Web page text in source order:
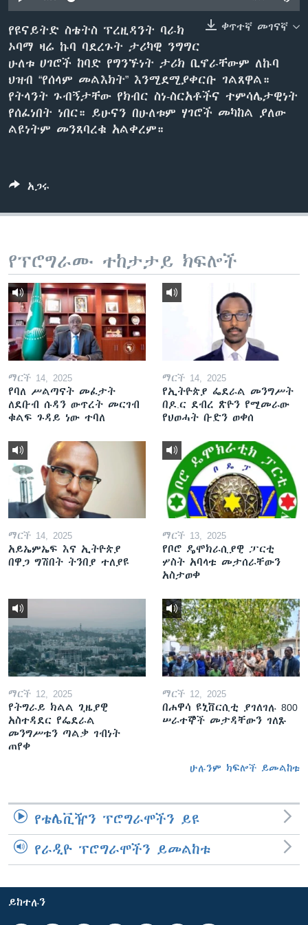
ቋንቋዎች
ቀጥተኛ መገናኛ
የዩናይትድ ስቴትስ ፕረዚዳንት ባራክ
ኦባማ ዛሬ ኩባ ባደረጉት ታሪካዊ ንግግር
ሁለቱ ሀገሮች ከባድ የግንኙነት ታሪክ ቢኖራቸውም ለኩባ
ህዝብ “የሰላም መልእክት” እንሚደሚያቀርቡ ገልጸዋል።
የትላንት ጉብኝታቸው የክብር ስነ-ስርአቶችና ተምሳሌታዊነት
የሰፈነበት ነበር። ይሁናን በሁለቱም ሃገሮች መካከል ያለው
ልዩነትም መንጸባረቁ አልቀረም።
አጋሩ
የፕሮግራሙ ተከታታይ ክፍሎች
ማርች 14, 2025
የባለ ሥልጣናት መፈታት
ለደቡብ ሱዳን ውጥረት መርገብ
ቁልፍ ጉዳይ ነው ተባለ
ማርች 14, 2025
የኢትዮጵያ ፌደራል መንግሥት
በዶ.ር ደብረ ጽዮን የሚመራው
የህወሓት ቡድን ወቀሰ
ማርች 14, 2025
አይኤምኤፍ እና ኢትዮጵያ
በዋጋ ግሽበት ትንበያ ተለያዩ
ማርች 13, 2025
የቦሮ ዴሞክራሲያዊ ፓርቲ
ሦስት አባላቱ መታሰራቸውን
አስታወቀ
ማርች 12, 2025
የትግራይ ክልል ጊዜያዊ
አስተዳደር የፌደራል
መንግሥቱን ጣልቃ ገብነት
ጠየቀ
ማርች 12, 2025
በሐዋሳ ዩኒቨርሲቲ ያገለገሉ 800
ሠራተኞች መታዳቸውን ገለጹ
ሁሉንም ክፍሎች ይመልከቱ
የቴሌቪዥን ፕሮግራሞችን ይዩ
የራዲዮ ፕሮግራሞችን ይመልከቱ
ይከተሉን